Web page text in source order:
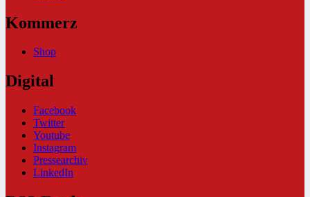
Kommerz
Shop
Digital
Facebook
Twitter
Youtube
Instagram
Pressearchiv
LinkedIn